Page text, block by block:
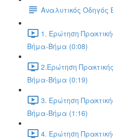
Αναλυτικός
1. Ερώτηση
Βήμα-Βήμα (0:08)
2.Ερώτηση
Βήμα-Βήμα (0:19)
3. Ερώτηση
Βήμα-Βήμα (1:16)
4. Ερώτηση